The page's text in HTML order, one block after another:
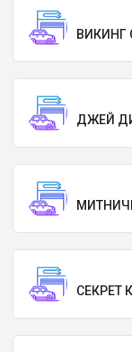
ВИКИНГ
ДЖЕЙ
СЕКРЕТ